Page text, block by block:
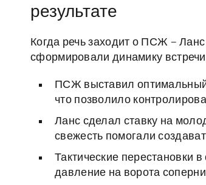
результате
Когда речь заходит о ПСЖ –
сформировали динамику
ПСЖ выставил
что позволило
Ланс сделал ставку на
свежесть помогали
Тактические перестановки
давление на ворота